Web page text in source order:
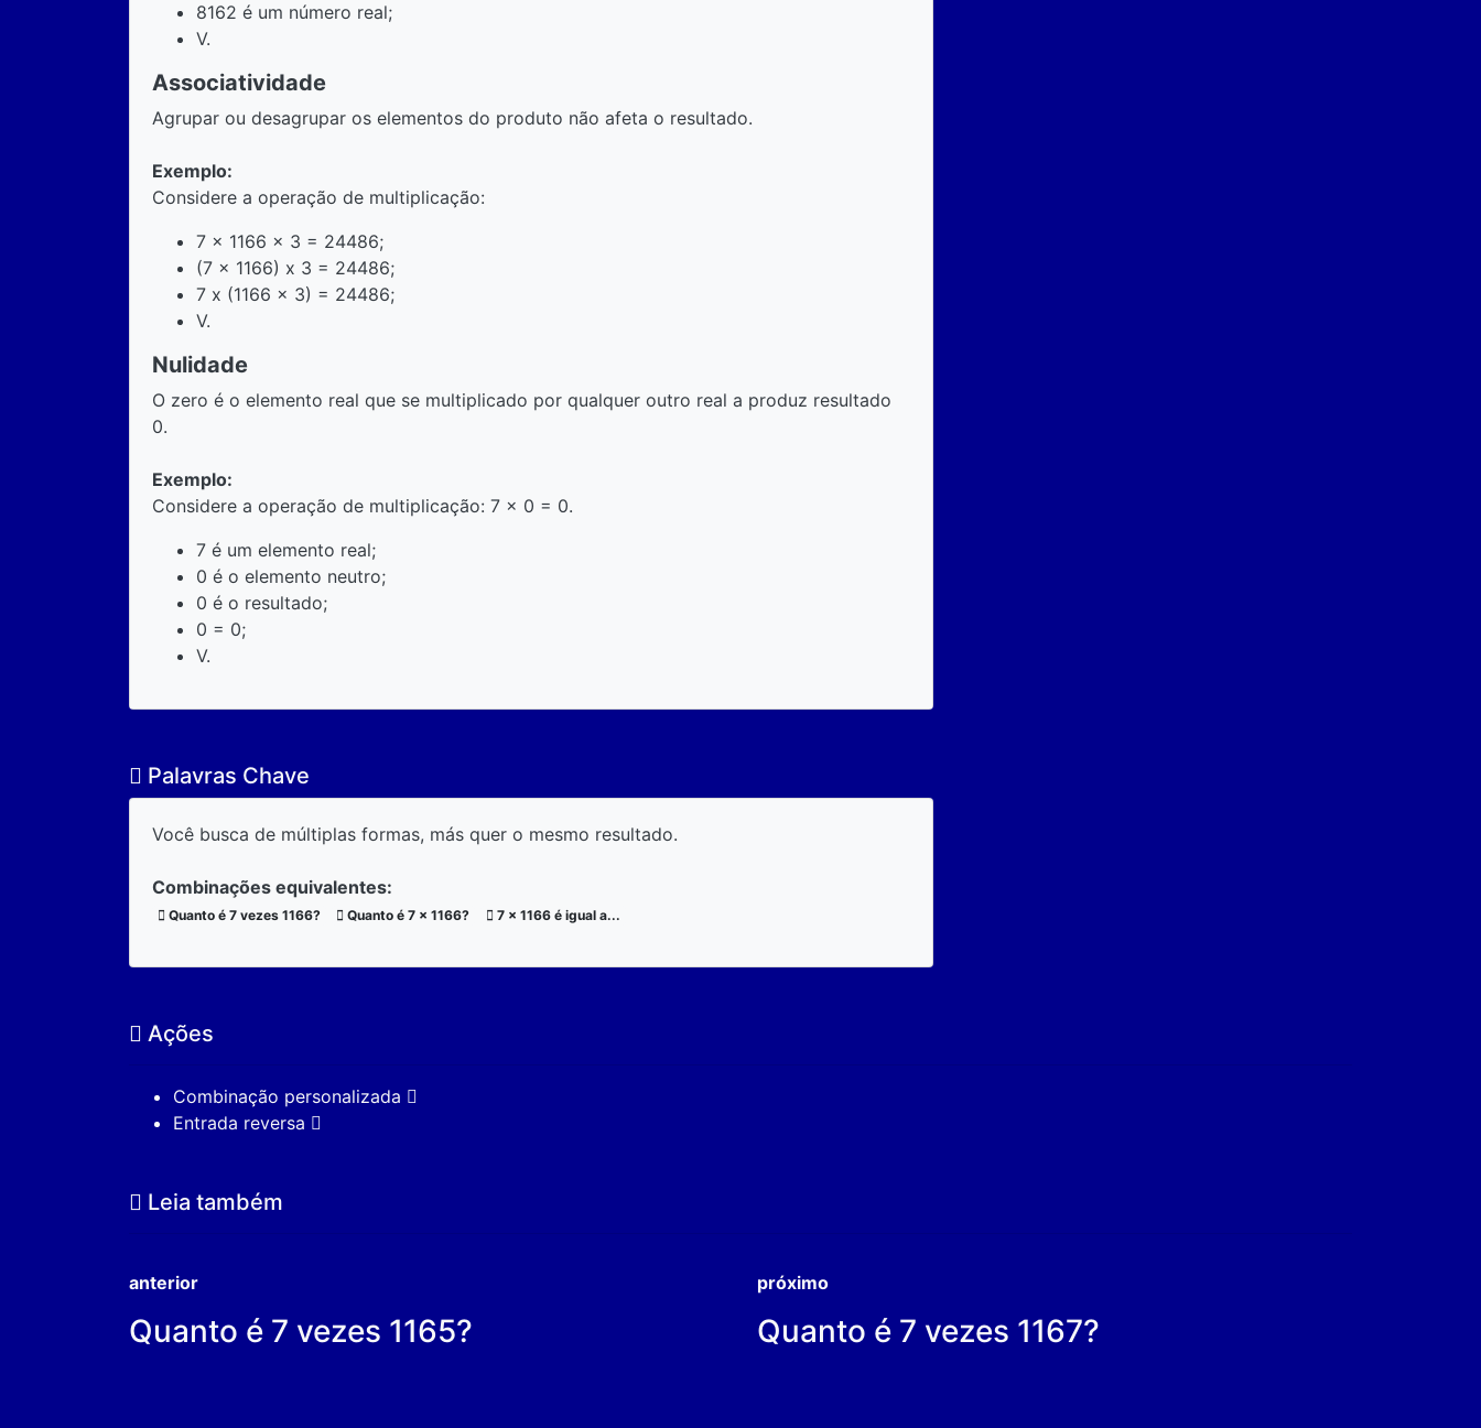
8162 é um número real;
V.
Associatividade
Agrupar ou desagrupar os elementos do produto não afeta o resultado.
Exemplo:
Considere a operação de multiplicação:
7 x 1166 x 3 = 24486;
(7 x 1166) x 3 = 24486;
7 x (1166 x 3) = 24486;
V.
Nulidade
O zero é o elemento real que se multiplicado por qualquer outro real a produz resultado
0.
Exemplo:
Considere a operação de multiplicação: 7 x 0 = 0.
7 é um elemento real;
0 é o elemento neutro;
0 é o resultado;
0 = 0;
V.
Palavras Chave
Você busca de múltiplas formas, más quer o mesmo resultado.
Combinações equivalentes:
Quanto é 7 vezes 1166? Quanto é 7 x 1166? 7 x 1166 é igual a...
Ações
Combinação personalizada
Entrada reversa
Leia também
anterior
Quanto é 7 vezes 1165?
próximo
Quanto é 7 vezes 1167?